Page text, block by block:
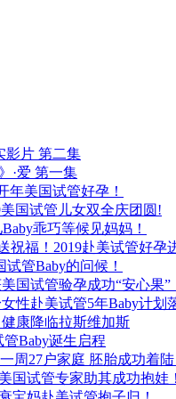
影片 第二集
·爱 第一集
年美国试管好孕！
国试管儿女双全庆团圆!
乖巧等候见妈妈！
祝福！2019赴美试管好孕
试管Baby的问候！
国试管验孕成功“安心果”
性赴美试管5年Baby计划
康降临拉斯维加斯
管Baby诞生启程
周27户家庭 胚胎成功着陆
国试管专家助其成功抱娃！